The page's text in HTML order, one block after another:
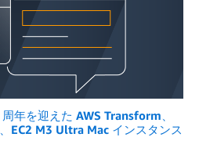
年を迎えた AWS Transform、
EC2 M3 Ultra Mac インスタンス